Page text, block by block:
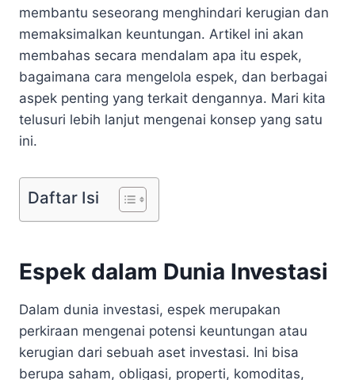
membantu seseorang menghindari kerugian dan
memaksimalkan keuntungan. Artikel ini akan
membahas secara mendalam apa itu espek,
bagaimana cara mengelola espek, dan berbagai
aspek penting yang terkait dengannya. Mari kita
telusuri lebih lanjut mengenai konsep yang satu
ini.
Daftar Isi
Espek dalam Dunia Investasi
Dalam dunia investasi, espek merupakan
perkiraan mengenai potensi keuntungan atau
kerugian dari sebuah aset investasi. Ini bisa
berupa saham, obligasi, properti, komoditas,